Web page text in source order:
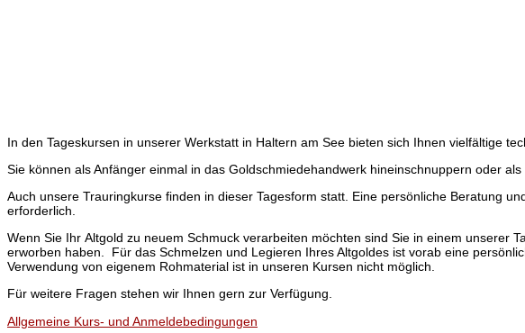
In den Tageskursen in unserer Werkstatt in Haltern am See bieten sich Ihnen vielfältige
Sie können als Anfänger einmal in das Goldschmiedehandwerk hineinschnuppern oder
Auch unsere Trauringkurse finden in dieser Tagesform statt. Eine persönliche Beratung
erforderlich.
Wenn Sie Ihr Altgold zu neuem Schmuck verarbeiten möchten sind Sie in einem unserer
erworben haben. Für das Schmelzen und Legieren Ihres Altgoldes ist vorab eine
Verwendung von eigenem Rohmaterial ist in unseren Kursen nicht möglich.
Für weitere Fragen stehen wir Ihnen gern zur Verfügung.
Allgemeine Kurs- und Anmeldebedingungen